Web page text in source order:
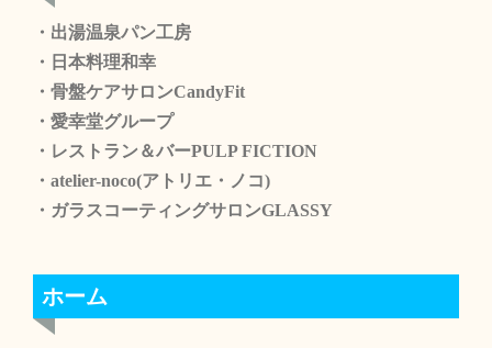
・出湯温泉パン工房
・日本料理和幸
・骨盤ケアサロンCandyFit
・愛幸堂グループ
・レストラン＆バーPULP FICTION
・atelier-noco(アトリエ・ノコ)
・ガラスコーティングサロンGLASSY
ホーム